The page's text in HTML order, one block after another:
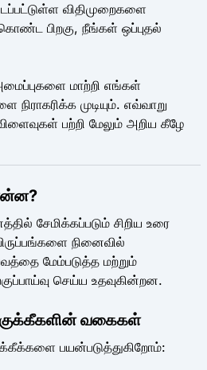
விதிமுறைகளை
பிறகு, நீங்கள் ஒப்புதல்
மாற்றி எங்கள்
நிராகரிக்க முடியும். எவ்வாறு
பற்றி மேலும் அறிய கீழே
சேமிக்கப்படும் சிறிய உரை
நினைவில்
மேம்படுத்த மற்றும்
செய்ய உதவுகின்றன.
குக்கீகளின் வகைகள்
பயன்படுத்துகிறோம்: